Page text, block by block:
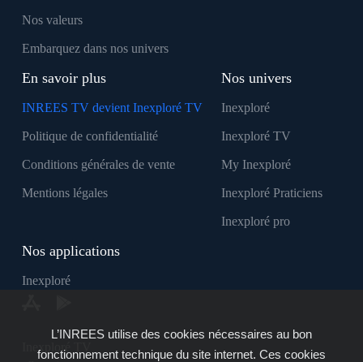
Nos valeurs
Embarquez dans nos univers
En savoir plus
INREES TV devient Inexploré TV
Politique de confidentialité
Conditions générales de vente
Mentions légales
Nos univers
Inexploré
Inexploré TV
My Inexploré
Inexploré Praticiens
Inexploré pro
Nos applications
Inexploré
Inexploré TV
L’INREES utilise des cookies nécessaires au bon
fonctionnement technique du site internet. Ces cookies